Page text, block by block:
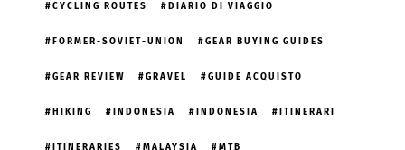
CYCLING ROUTES DIARIO DI VIAGGIO
FORMER-SOVIET-UNION GEAR BUYING GUIDES
GEAR REVIEW GRAVEL GUIDE ACQUISTO
HIKING INDONESIA INDONESIA ITINERARI
ITINERARIES MALAYSIA MTB